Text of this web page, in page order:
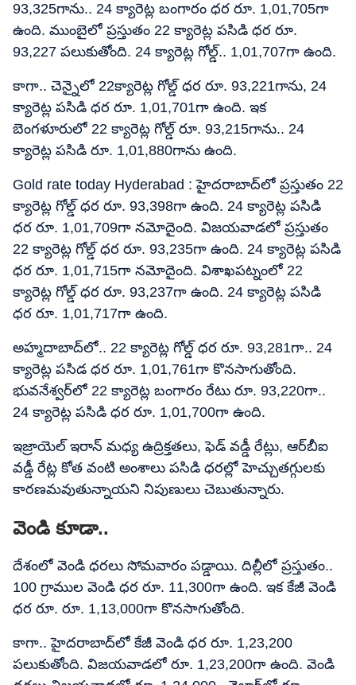
93,325గాను.. 24 క్యారెట్ల బంగారం ధర రూ. 1,01,705గా
ఉంది. ముంబైలో ప్రస్తుతం 22 క్యారెట్ల పసిడి ధర రూ.
93,227 పలుకుతోంది. 24 క్యారెట్ల గోల్డ్​.. 1,01,707గా ఉంది.
కాగా.. చెన్నైలో 22క్యారెట్ల గోల్డ్​ ధర రూ. 93,221గాను, 24
క్యారెట్ల పసిడి ధర రూ. 1,01,701గా ఉంది. ఇక
బెంగళూరులో 22 క్యారెట్ల గోల్డ్​ రూ. 93,215గాను.. 24
క్యారెట్ల పసిడి రూ. 1,01,880గాను ఉంది.
Gold rate today Hyderabad : హైదరాబాద్​లో ప్రస్తుతం 22
క్యారెట్ల గోల్డ్​ ధర రూ. 93,398గా ఉంది. 24 క్యారెట్ల పసిడి
ధర రూ. 1,01,709గా నమోదైంది. విజయవాడలో ప్రస్తుతం
22 క్యారెట్ల గోల్డ్​ ధర రూ. 93,235గా ఉంది. 24 క్యారెట్ల పసిడి
ధర రూ. 1,01,715గా నమోదైంది. విశాఖపట్నంలో 22
క్యారెట్ల గోల్డ్​ ధర రూ. 93,237గా ఉంది. 24 క్యారెట్ల పసిడి
ధర రూ. 1,01,717గా ఉంది.
అహ్మదాబాద్​లో.. 22 క్యారెట్ల గోల్డ్​ ధర రూ. 93,281గా.. 24
క్యారెట్ల పసిడ ధర రూ. 1,01,761గా కొనసాగుతోంది.
భువనేశ్వర్​లో 22 క్యారెట్ల బంగారం రేటు రూ. 93,220గా..
24 క్యారెట్ల పసిడి ధర రూ. 1,01,700గా ఉంది.
ఇజ్రాయెల్ ఇరాన్​ మధ్య ఉద్రిక్తతలు, ఫెడ్​ వడ్డీ రేట్లు, ఆర్​బీఐ
వడ్డీ రేట్ల కోత వంటి అంశాలు పసిడి ధరల్లో హెచ్చుతగ్గులకు
కారణమవుతున్నాయని నిపుణులు చెబుతున్నారు.
వెండి కూడా..
దేశంలో వెండి ధరలు సోమవారం పడ్డాయి. దిల్లీలో ప్రస్తుతం..
100 గ్రాముల వెండి ధర రూ. 11,300గా ఉంది. ఇక కేజీ వెండి
ధర రూ. రూ. 1,13,000గా కొనసాగుతోంది.
కాగా.. హైదరాబాద్​లో కేజీ వెండి ధర రూ. 1,23,200
పలుకుతోంది. విజయవాడలో రూ. 1,23,200గా ఉంది. వెండి